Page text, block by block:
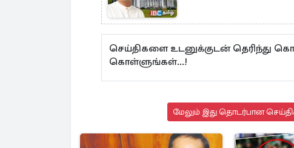
செய்திகளை உடனுக்குடன் தெரிந்து
கொள்ளுங்கள்...!
மேலும் இது தொடர்பான